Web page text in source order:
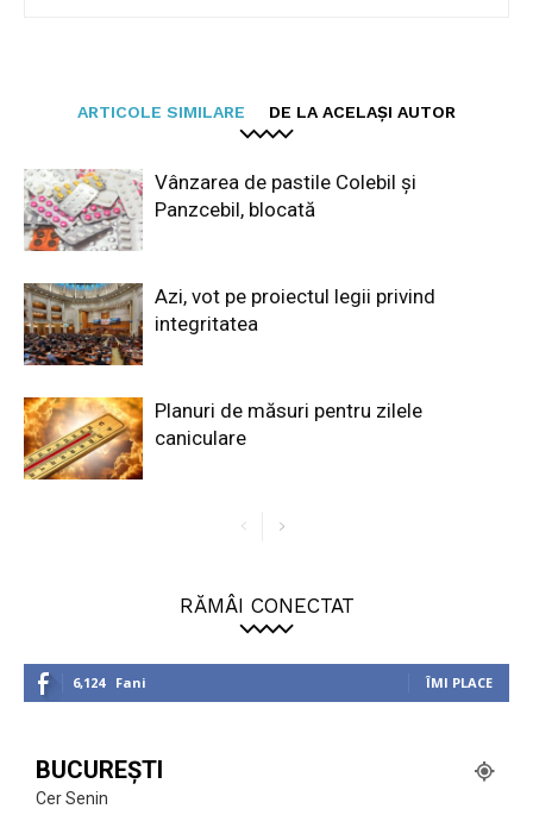
ARTICOLE SIMILARE DE LA ACELAȘI AUTOR
Vânzarea de pastile Colebil și
Panzcebil, blocată
Azi, vot pe proiectul legii privind
integritatea
Planuri de măsuri pentru zilele
caniculare
RĂMÂI CONECTAT
6,124 Fani ÎMI PLACE
BUCUREȘTI
Cer Senin